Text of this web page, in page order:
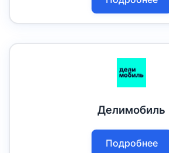
Делимобиль
Подробнее